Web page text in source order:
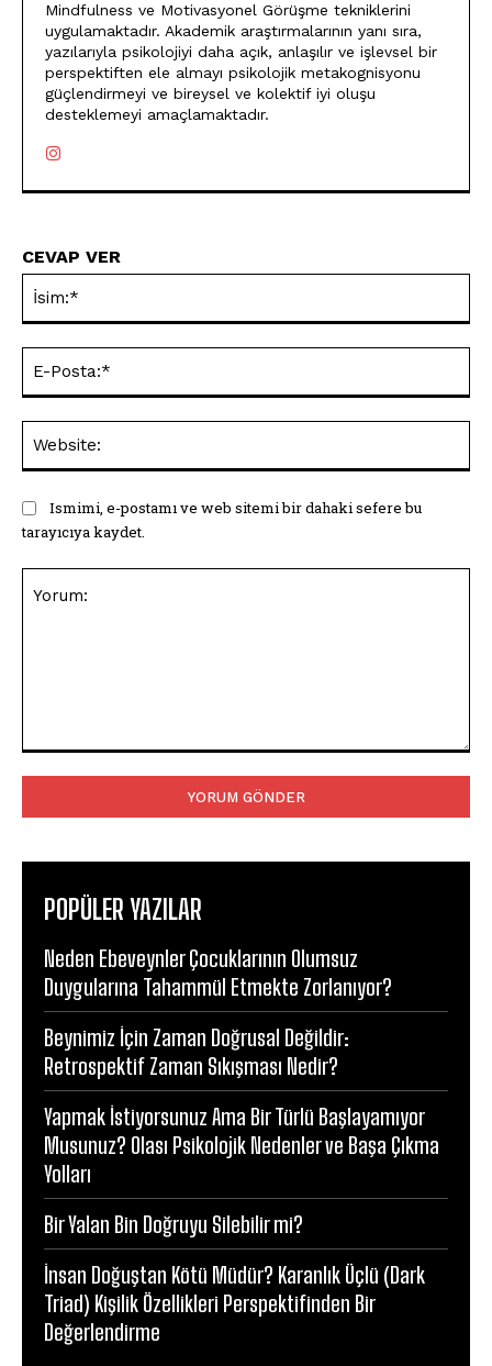
Mindfulness ve Motivasyonel Görüşme tekniklerini
uygulamaktadır. Akademik araştırmalarının yanı sıra,
yazılarıyla psikolojiyi daha açık, anlaşılır ve işlevsel bir
perspektiften ele almayı psikolojik metakognisyonu
güçlendirmeyi ve bireysel ve kolektif iyi oluşu
desteklemeyi amaçlamaktadır.
CEVAP VER
Ismimi, e-postamı ve web sitemi bir dahaki sefere bu
tarayıcıya kaydet.
POPÜLER YAZILAR
Neden Ebeveynler Çocuklarının Olumsuz
Duygularına Tahammül Etmekte Zorlanıyor?
Beynimiz İçin Zaman Doğrusal Değildir:
Retrospektif Zaman Sıkışması Nedir?
Yapmak İstiyorsunuz Ama Bir Türlü Başlayamıyor
Musunuz? Olası Psikolojik Nedenler ve Başa Çıkma
Yolları
Bir Yalan Bin Doğruyu Silebilir mi?
İnsan Doğuştan Kötü Müdür? Karanlık Üçlü (Dark
Triad) Kişilik Özellikleri Perspektifinden Bir
Değerlendirme